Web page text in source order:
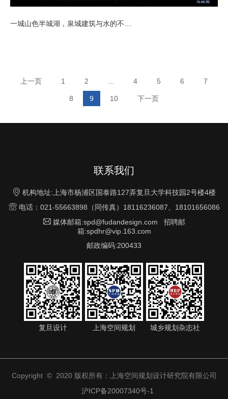
上一页 1 2 4 5 6 7
8 9 10 下一页
联系我们
 机构地址:上海市杨浦区国泰路127弄复旦大学科技园2号楼4楼
电话：021-55663898（同传真）18116236087、18101656086
 媒体邮箱:spd@fudandesign.com 招聘邮
箱:spdhr@vip.163.com
邮政编码:200433
复旦设计 上海空间规划 城乡规划杂志社
Copyright © 2020 版权所有：上海空间规划设计研究院有限公司
沪ICP备20007340号-1